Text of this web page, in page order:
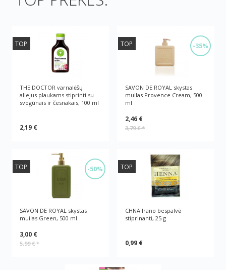
TOP
THE DOCTOR varnalėšų
aliejus plaukams stiprinti su
svogūnais ir česnakais, 100 ml
2,19 €
-35%
TOP
SAVON DE ROYAL skystas
muilas Provence Cream, 500
ml
2,46 €
3,79 €*
-50%
TOP
SAVON DE ROYAL skystas
muilas Green, 500 ml
3,00 €
5,99 €*
TOP
CHNA Irano bespalvė
stiprinanti, 25 g
0,99 €